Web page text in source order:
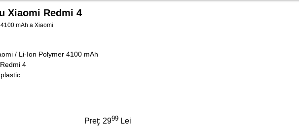
Xiaomi Redmi 4
mAh a Xiaomi
/ Li-Ion Polymer 4100 mAh
4
Preţ: 2999 Lei